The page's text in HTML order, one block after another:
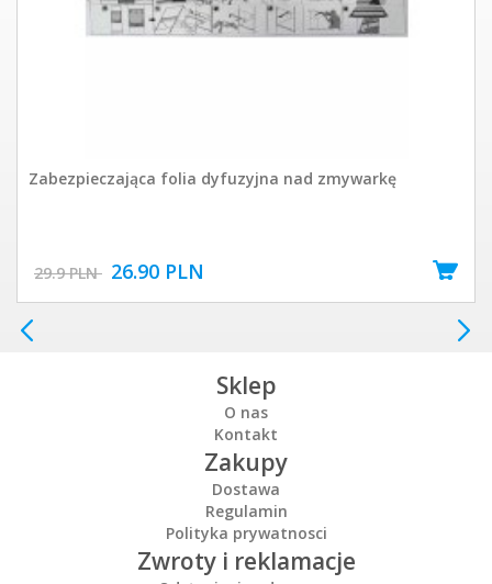
Zabezpieczająca folia dyfuzyjna nad zmywarkę
29.9 PLN 26.90 PLN
Sklep
O nas
Kontakt
Zakupy
Dostawa
Regulamin
Polityka prywatnosci
Zwroty i reklamacje